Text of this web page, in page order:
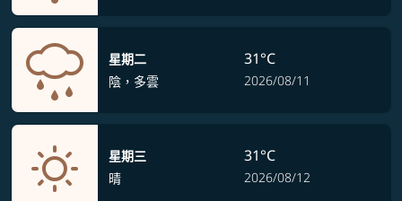
星期二
陰，多雲
31°C
2026/08/11
星期三
晴
31°C
2026/08/12